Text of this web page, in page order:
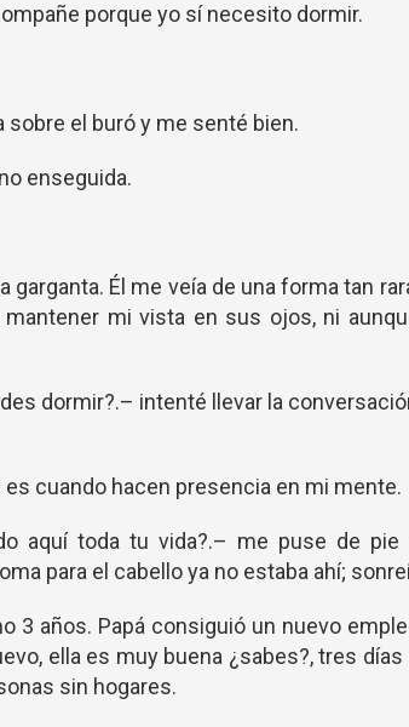
porque yo sí necesito dormir.
el buró y me senté bien.
enseguida.
Él me veía de una forma tan
mi vista en sus ojos, ni
dormir?.– intenté llevar la
cuando hacen presencia en mi mente.
aquí toda tu vida?.– me puse de pie
para el cabello ya no estaba ahí;
3 años. Papá consiguió un nuevo
ella es muy buena ¿sabes?, tres días
sin hogares.